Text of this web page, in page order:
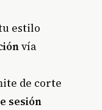
estilo
vía
de corte
sesión